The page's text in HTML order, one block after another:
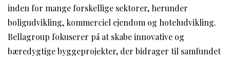
inden for mange forskellige sektorer, herunder
boligudvikling, kommerciel ejendom og hoteludvikling.
Bellagroup fokuserer på at skabe innovative og
bæredygtige byggeprojekter, der bidrager til samfundet